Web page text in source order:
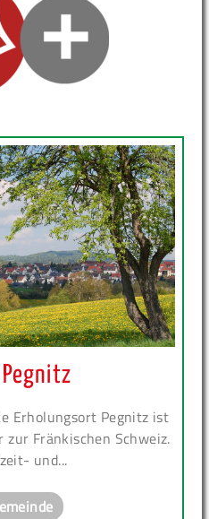
Erholungsort Pegnitz ist
Fränkischen Schweiz.
und...